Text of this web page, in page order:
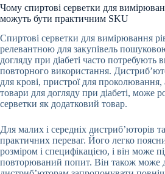
Чому спиртові серветки для
можуть бути практичним SKU
Спиртові серветки для вимірювання
релевантною для закупівель
догляду при діабеті часто потребують
повторного використання.
для крові, пристрої для
товари для догляду при діабеті, може
серветки як додатковий товар.
Для малих і середніх дистриб’юторів
практичних переваг. Його легко
розміром і специфікацією, і він може
повторюваний попит. Він також може